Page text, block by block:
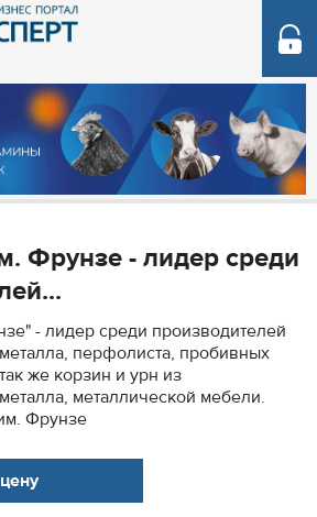
Фрунзе - лидер среди
- лидер среди производителей
перфолиста, пробивных
же корзин и урн из
металлической мебели.
Фрунзе